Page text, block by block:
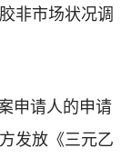
非市场状况调
申请人的申请
发放《三元乙